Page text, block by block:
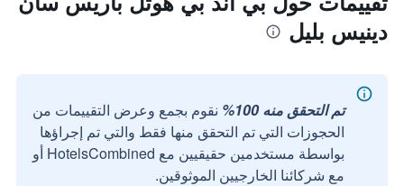
دينيس بليل
تم التحقق منه 100%
نقوم بجمع وعرض التقييمات من
الحجوزات التي تم التحقق منها فقط والتي تم إجراؤها
بواسطة مستخدمين حقيقيين مع HotelsCombined أو
مع شركائنا الخارجيين الموثوقين.